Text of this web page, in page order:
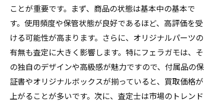
ことが重要です。まず、商品の状態は基本中の基本で
す。使用頻度や保管状態が良好であるほど、高評価を受
ける可能性が高まります。さらに、オリジナルパーツの
有無も査定に大きく影響します。特にフェラガモは、そ
の独自のデザインや高級感が魅力ですので、付属品の保
証書やオリジナルボックスが揃っていると、買取価格が
上がることが多いです。次に、査定士は市場のトレンド